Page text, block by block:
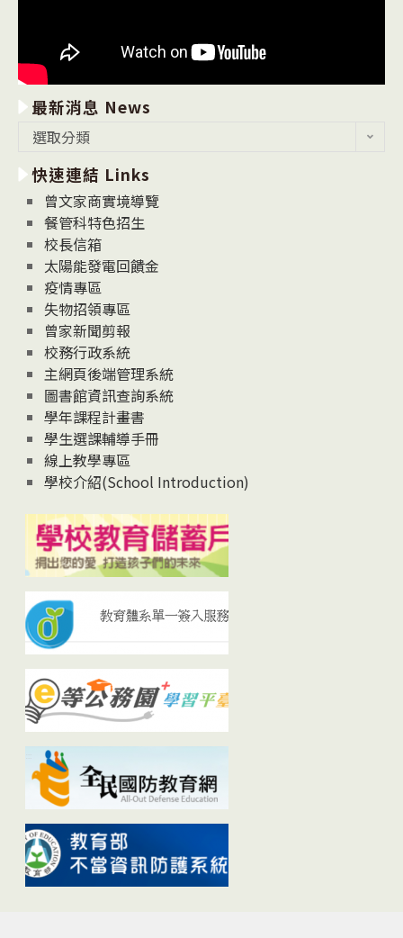
最新消息 News
消
息
News
選取分類
快速連結 Links
曾文家商實境導覽
餐管科特色招生
校長信箱
太陽能發電回饋金
疫情專區
失物招領專區
曾家新聞剪報
校務行政系統
主網頁後端管理系統
圖書館資訊查詢系統
學年課程計畫書
學生選課輔導手冊
線上教學專區
學校介紹(School Introduction)